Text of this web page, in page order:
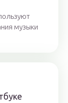
музыки